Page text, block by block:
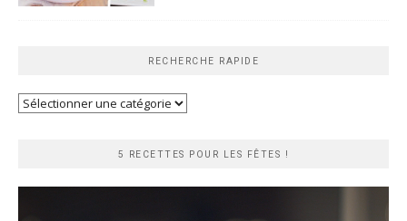
RECHERCHE RAPIDE
Recherche
5 RECETTES POUR LES FÊTES !